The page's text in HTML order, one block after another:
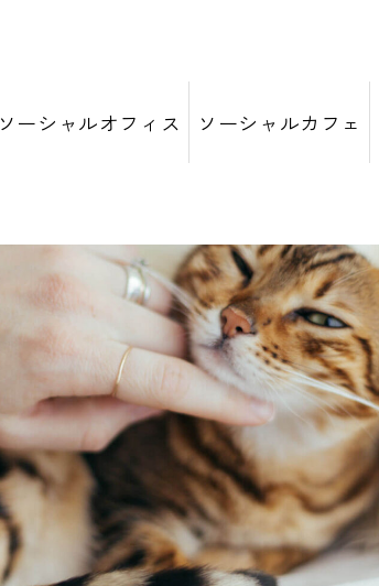
ソーシャルオフィス ソーシャルカフェ